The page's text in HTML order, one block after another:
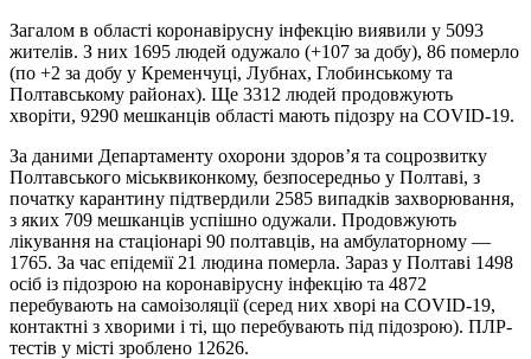
Загалом в області коронавірусну інфекцію виявили у 5093
жителів. З них 1695 людей одужало (+107 за добу), 86 померло
(по +2 за добу у Кременчуці, Лубнах, Глобинському та
Полтавському районах). Ще 3312 людей продовжують
хворіти, 9290 мешканців області мають підозру на COVID-19.
За даними Департаменту охорони здоров’я та соцрозвитку
Полтавського міськвиконкому, безпосередньо у Полтаві, з
початку карантину підтвердили 2585 випадків захворювання,
з яких 709 мешканців успішно одужали. Продовжують
лікування на стаціонарі 90 полтавців, на амбулаторному —
1765. За час епідемії 21 людина померла. Зараз у Полтаві 1498
осіб із підозрою на коронавірусну інфекцію та 4872
перебувають на самоізоляції (серед них хворі на COVID-19,
контактні з хворими і ті, що перебувають під підозрою). ПЛР-
тестів у місті зроблено 12626.